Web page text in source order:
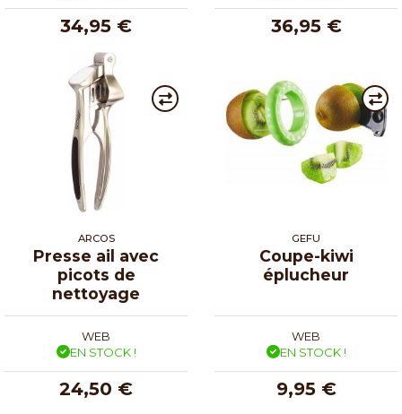
34,95 € 36,95 €
ARCOS
Presse ail avec
picots de
nettoyage
WEB
EN STOCK !
24,50 €
GEFU
Coupe-kiwi
éplucheur
WEB
EN STOCK !
9,95 €